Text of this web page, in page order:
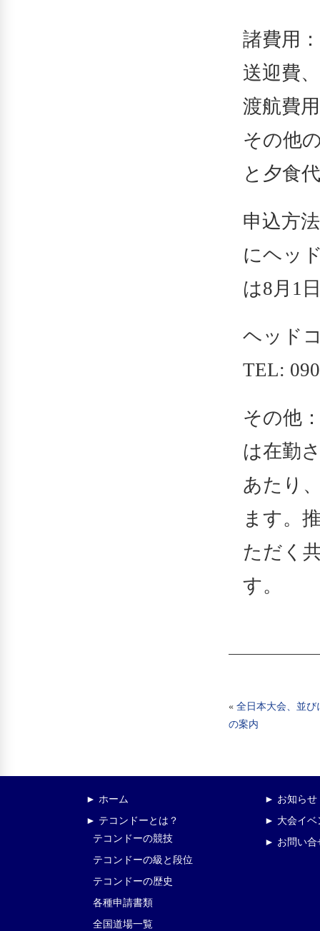
諸費用
送迎費
渡航費
その他
と夕食
申込方
にヘッ
は8月1
ヘッド
TEL:
その他
は在勤
あたり
ます。
ただく
す。
« 全日本大会、並び
の案内
► ホーム
► テコンドーとは？
テコンドーの競技
テコンドーの級と段位
テコンドーの歴史
各種申請書類
全国道場一覧
► お知らせ
► 大会イベ
► お問い合